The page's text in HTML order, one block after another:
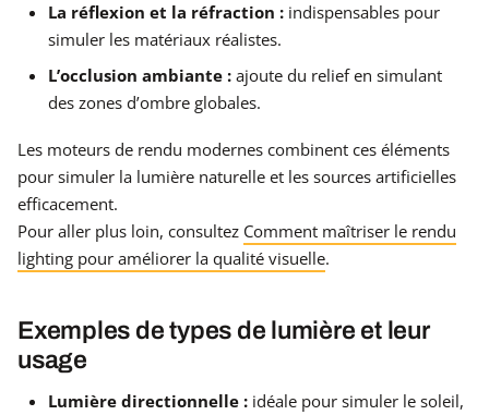
La réflexion et la réfraction : indispensables pour
simuler les matériaux réalistes.
L’occlusion ambiante : ajoute du relief en simulant
des zones d’ombre globales.
Les moteurs de rendu modernes combinent ces éléments
pour simuler la lumière naturelle et les sources artificielles
efficacement.
Pour aller plus loin, consultez Comment maîtriser le rendu
lighting pour améliorer la qualité visuelle.
Exemples de types de lumière et leur
usage
Lumière directionnelle : idéale pour simuler le soleil,